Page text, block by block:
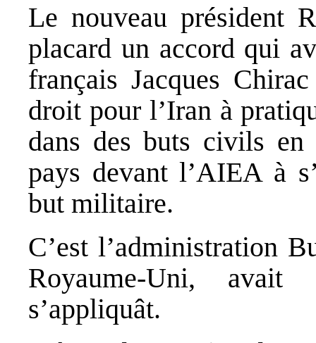
Le nouveau président
placard un accord qui
français Jacques
droit pour l’Iran à
dans des buts civils en
pays devant l’AIEA à
but militaire.
C’est l’administration
Royaume‐Uni,
s’appliquât.